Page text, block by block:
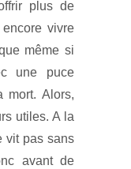
plus de
vivre
même si
une puce
mort. Alors,
utiles. A la
vit pas sans
avant de